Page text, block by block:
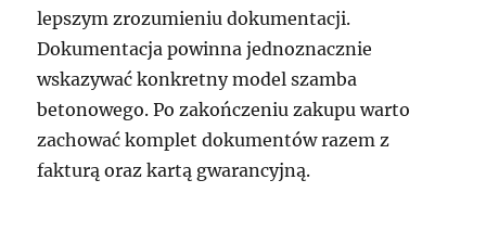
lepszym zrozumieniu dokumentacji.
Dokumentacja powinna jednoznacznie
wskazywać konkretny model szamba
betonowego. Po zakończeniu zakupu warto
zachować komplet dokumentów razem z
fakturą oraz kartą gwarancyjną.